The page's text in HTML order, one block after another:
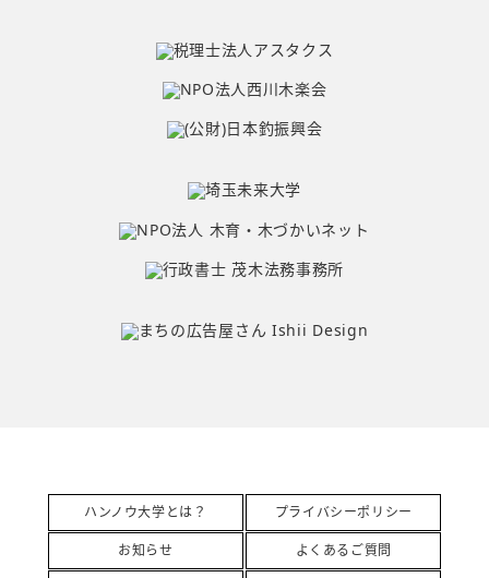
ハンノウ大学とは？
お知らせ
プライバシーポリシー
よくあるご質問